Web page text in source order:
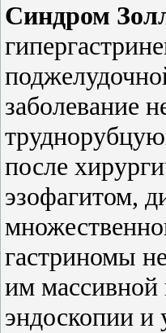
Синдром
заболевание
после
эзофагитом,
гастриномы
им массивной
эндоскопии и